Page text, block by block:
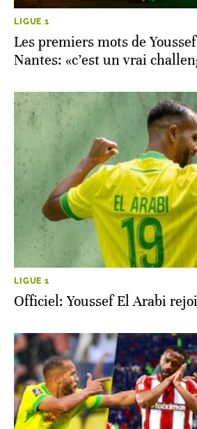
LIGUE 1
Les premiers mots de
Nantes: «c’est un vrai
LIGUE 1
Officiel: Youssef El Arabi